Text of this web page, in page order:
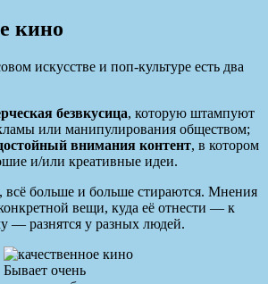
кино
искусстве и поп-культуре есть два
безвкусица, которую штампуют
или манипулирования обществом;
внимания контент, в котором
и/или креативные идеи.
больше и больше стираются. Мнения
вещи, куда её отнести — к
— разнятся у разных людей.
Бывает очень